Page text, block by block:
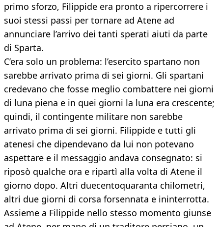
primo sforzo, Filippide era pronto a ripercorrere i
suoi stessi passi per tornare ad Atene ad
annunciare l’arrivo dei tanti sperati aiuti da parte
di Sparta.
C’era solo un problema: l’esercito spartano non
sarebbe arrivato prima di sei giorni. Gli spartani
credevano che fosse meglio combattere nei giorni
di luna piena e in quei giorni la luna era crescente;
quindi, il contingente militare non sarebbe
arrivato prima di sei giorni. Filippide e tutti gli
atenesi che dipendevano da lui non potevano
aspettare e il messaggio andava consegnato: si
riposò qualche ora e ripartì alla volta di Atene il
giorno dopo. Altri duecentoquaranta chilometri,
altri due giorni di corsa forsennata e ininterrotta.
Assieme a Filippide nello stesso momento giunse